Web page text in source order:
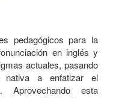
pedagógicos para la
en inglés y
actuales, pasando
nativa a enfatizar el
Aprovechando esta